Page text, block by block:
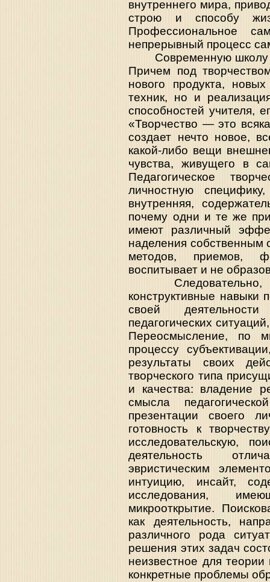
внутреннего мира,
строю и способу
Профессиональное
непрерывный процесс
Современную школу
Причем под
нового продукта,
техник, но и
способностей учителя,
«Творчество — это
создает нечто новое,
какой-либо вещи
чувства, живущего в
Педагогическое
личностную
внутренняя,
почему одни и те же
имеют различный
наделения собственным
методов, приемов,
воспитывает и не
Следовательно,
конструктивные
своей
педагогических
Переосмысление, по
процессу
результаты своих
творческого типа
и качества: владение
смысла
презентации своего
готовность к
исследовательскую,
деятельность
эвристическим
интуицию, инсайт,
исследования,
микрооткрытие.
как деятельность,
различного рода
решения этих задач
неизвестное для
конкретные проблемы